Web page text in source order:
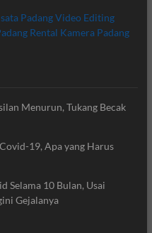
PadangVideo Editing
Rental Kamera Padang
Menurun, Tukang Becak
19, Apa yang Harus
Selama 10 Bulan, Usai
Gejalanya